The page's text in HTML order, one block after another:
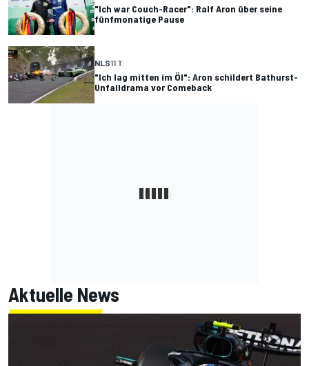
"Ich war Couch-Racer": Ralf Aron über seine
fünfmonatige Pause
NLS11 T.
"Ich lag mitten im Öl": Aron schildert Bathurst-
Unfalldrama vor Comeback
Aktuelle News